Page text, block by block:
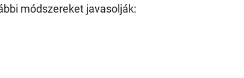
módszereket javasolják: